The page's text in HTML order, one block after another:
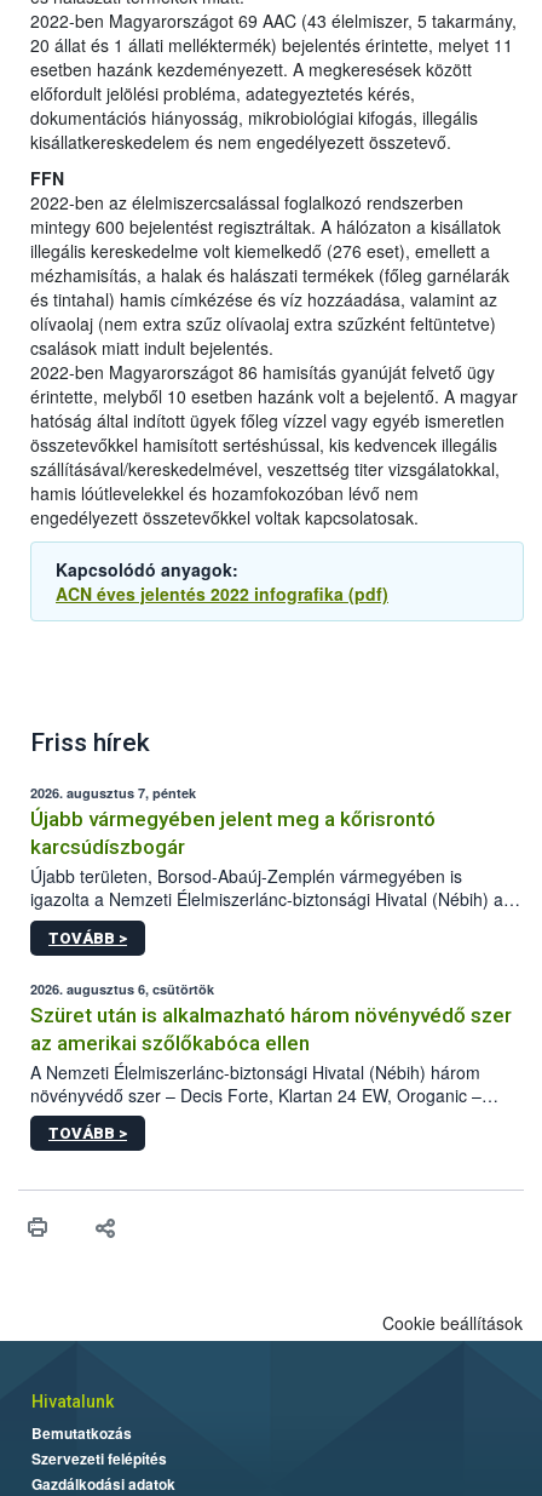
2022-ben Magyarországot 69 AAC (43 élelmiszer, 5 takarmány,
20 állat és 1 állati melléktermék) bejelentés érintette, melyet 11
esetben hazánk kezdeményezett. A megkeresések között
előfordult jelölési probléma, adategyeztetés kérés,
dokumentációs hiányosság, mikrobiológiai kifogás, illegális
kisállatkereskedelem és nem engedélyezett összetevő.
FFN
2022-ben az élelmiszercsalással foglalkozó rendszerben
mintegy 600 bejelentést regisztráltak. A hálózaton a kisállatok
illegális kereskedelme volt kiemelkedő (276 eset), emellett a
mézhamisítás, a halak és halászati termékek (főleg garnélarák
és tintahal) hamis címkézése és víz hozzáadása, valamint az
olívaolaj (nem extra szűz olívaolaj extra szűzként feltüntetve)
csalások miatt indult bejelentés.
2022-ben Magyarországot 86 hamisítás gyanúját felvető ügy
érintette, melyből 10 esetben hazánk volt a bejelentő. A magyar
hatóság által indított ügyek főleg vízzel vagy egyéb ismeretlen
összetevőkkel hamisított sertéshússal, kis kedvencek illegális
szállításával/kereskedelmével, veszettség titer vizsgálatokkal,
hamis lóútlevelekkel és hozamfokozóban lévő nem
engedélyezett összetevőkkel voltak kapcsolatosak.
Kapcsolódó anyagok:
ACN éves jelentés 2022 infografika (pdf)
Friss hírek
2026. augusztus 7, péntek
Újabb vármegyében jelent meg a kőrisrontó
karcsúdíszbogár
Újabb területen, Borsod-Abaúj-Zemplén vármegyében is
igazolta a Nemzeti Élelmiszerlánc-biztonsági Hivatal (Nébih) a
kőrisrontó karcsúdíszbogár (Agrilus planipennis) jelenlétét. A
kártevőt nem csak színcsapdában találták meg, de már fertőzött
az intenzív felderítést, emellett az intézkedéseket a szlovák
hatósággal is összehangolják a terjedés megállítása érdekében.
TOVÁBB >
2026. augusztus 6, csütörtök
Szüret után is alkalmazható három növényvédő szer
az amerikai szőlőkabóca ellen
A Nemzeti Élelmiszerlánc-biztonsági Hivatal (Nébih) három
növényvédő szer – Decis Forte, Klartan 24 EW, Oroganic –
engedélyokiratát módosította, így azok a szüretet követően,
egészen a vesszőérettség (BBCH 91) stádiumáig
érésű szőlőkben is legyen lehetőség a károsító elleni további
felhasználók számára is elérhető és ökológiai termesztésben is
TOVÁBB >
Cookie beállítások
Hivatalunk
Bemutatkozás
Szervezeti felépítés
Gazdálkodási adatok